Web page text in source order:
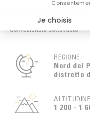
VISUALIZZA
Confezionato sottovuoto
REGIONE
Nord del
distretto
ALTITUDINE
1 200 - 1